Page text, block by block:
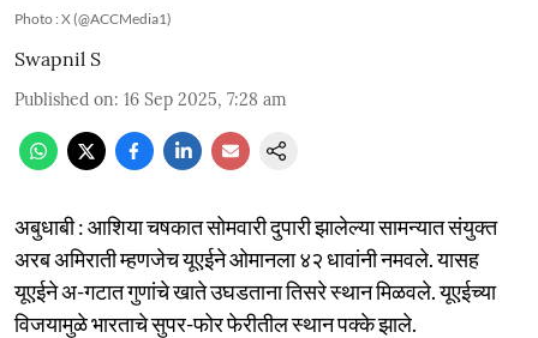
Photo : X (@ACCMedia1)
Swapnil S
Published on: 16 Sep 2025, 7:28 am
अबुधाबी : आशिया चषकात सोमवारी दुपारी झालेल्या सामन्यात संयुक्त
अरब अमिराती म्हणजेच यूएईने ओमानला ४२ धावांनी नमवले. यासह
यूएईने अ-गटात गुणांचे खाते उघडताना तिसरे स्थान मिळवले. यूएईच्या
विजयामुळे भारताचे सुपर-फोर फेरीतील स्थान पक्के झाले.